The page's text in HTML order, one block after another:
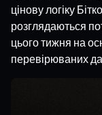
цінову логіку
розглядаються
цього тижня на
перевірюваних